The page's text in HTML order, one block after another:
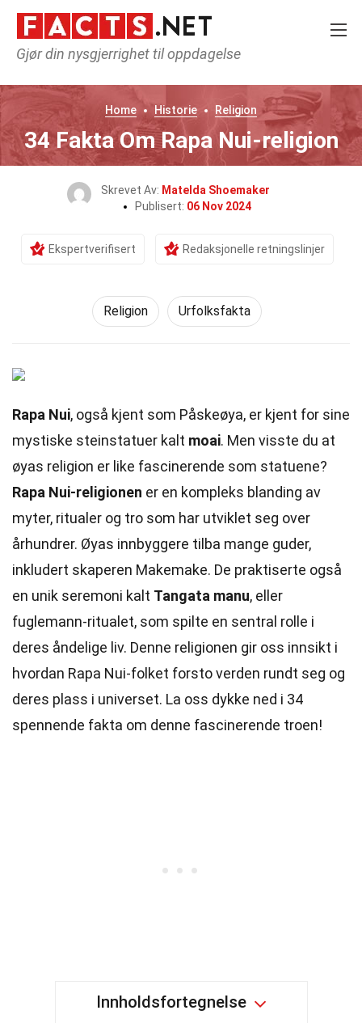
Gjør din nysgjerrighet til oppdagelse
Home Historie Religion
34 Fakta Om Rapa Nui-religion
Skrevet Av: Matelda Shoemaker
Publisert: 06 Nov 2024
Ekspertverifisert Redaksjonelle retningslinjer
Religion Urfolksfakta
Rapa Nui, også kjent som Påskeøya, er kjent for sine
mystiske steinstatuer kalt moai. Men visste du at
øyas religion er like fascinerende som statuene?
Rapa Nui-religionen er en kompleks blanding av
myter, ritualer og tro som har utviklet seg over
århundrer. Øyas innbyggere tilba mange guder,
inkludert skaperen Makemake. De praktiserte også
en unik seremoni kalt Tangata manu, eller
fuglemann-ritualet, som spilte en sentral rolle i
deres åndelige liv. Denne religionen gir oss innsikt i
hvordan Rapa Nui-folket forsto verden rundt seg og
deres plass i universet. La oss dykke ned i 34
spennende fakta om denne fascinerende troen!
Innholdsfortegnelse